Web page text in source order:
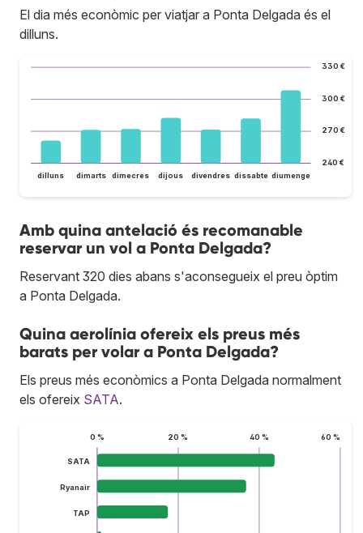
El dia més econòmic per viatjar a Ponta Delgada és el
dilluns.
240 €
270 €
300 €
330 €
dilluns dimarts dimecres dijous divendres dissabte diumenge
Amb quina antelació és recomanable
reservar un vol a Ponta Delgada?
Reservant 320 dies abans s'aconsegueix el preu òptim
a Ponta Delgada.
Quina aerolínia ofereix els preus més
barats per volar a Ponta Delgada?
Els preus més econòmics a Ponta Delgada normalment
els ofereix SATA.
0 % 20 % 40 % 60 %
SATA
Ryanair
TAP